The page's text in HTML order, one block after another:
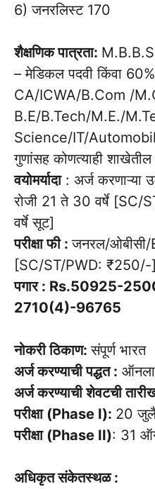
6) जनरलिस्ट 170
शैक्षणिक पात्रता:
– मेडिकल पदवी किंवा
CA/ICWA/B.Com /
B.E/B.Tech/M.E./
Science/IT/
गुणांसह कोणत्याही
वयोमर्यादा: अर्ज करणाऱ्या
रोजी 21 ते 30 वर्षे [SC/
वर्षे सूट]
परीक्षा फी :जनरल/
[SC/ST/PWD: ₹250/-]
पगार : Rs.50925-
2710(4)-96765
नोकरी ठिकाण:संपूर्ण भारत
अर्ज करण्याची पद्धत :
अर्ज करण्याची शेवटची
परीक्षा (Phase I): 20
परीक्षा (Phase II): 31
अधिकृत संकेतस्थळ :